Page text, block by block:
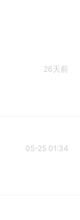
26天前
05-25 01:34